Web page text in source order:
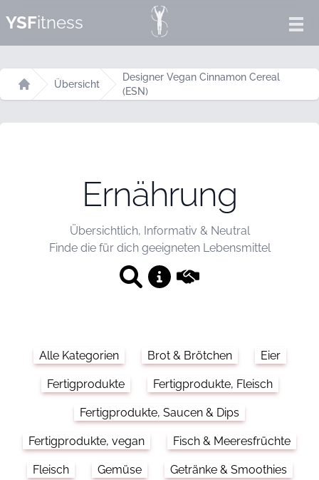
YSFitness
Startseite
Übersicht
Designer Vegan Cinnamon Cereal
(ESN)
Ernährung
Übersichtlich, Informativ & Neutral
Finde die für dich geeigneten Lebensmittel
Alle Kategorien Brot & Brötchen Eier
Fertigprodukte Fertigprodukte, Fleisch
Fertigprodukte, Saucen & Dips
Fertigprodukte, vegan Fisch & Meeresfrüchte
Fleisch Gemüse Getränke & Smoothies